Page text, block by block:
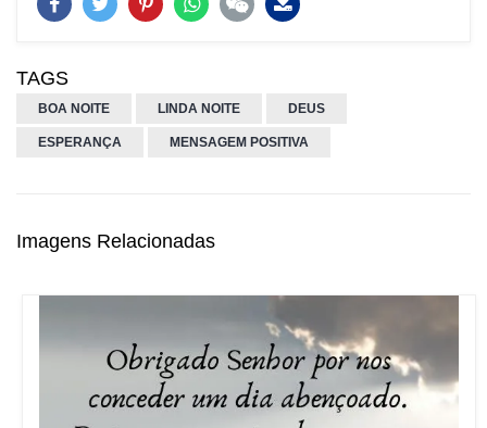
TAGS
BOA NOITE LINDA NOITE DEUS
ESPERANÇA MENSAGEM POSITIVA
Imagens Relacionadas